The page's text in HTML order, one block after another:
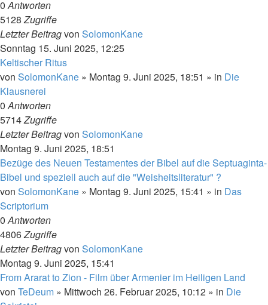
0Antworten
5128Zugriffe
Letzter Beitragvon SolomonKane
Sonntag 15. Juni 2025, 12:25
Keltischer Ritus
von SolomonKane » Montag 9. Juni 2025, 18:51 » in Die
Klausnerei
0Antworten
5714Zugriffe
Letzter Beitragvon SolomonKane
Montag 9. Juni 2025, 18:51
Bezüge des Neuen Testamentes der Bibel auf die Septuaginta-
Bibel und speziell auch auf die "Weisheitsliteratur" ?
von SolomonKane » Montag 9. Juni 2025, 15:41 » in Das
Scriptorium
0Antworten
4806Zugriffe
Letzter Beitragvon SolomonKane
Montag 9. Juni 2025, 15:41
From Ararat to Zion - Film über Armenier im Heiligen Land
von TeDeum » Mittwoch 26. Februar 2025, 10:12 » in Die